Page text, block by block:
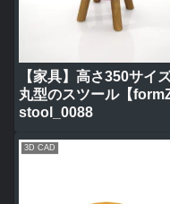
【家具】高さ350サイ
丸型のスツール【formZ
stool_0088
3D CAD